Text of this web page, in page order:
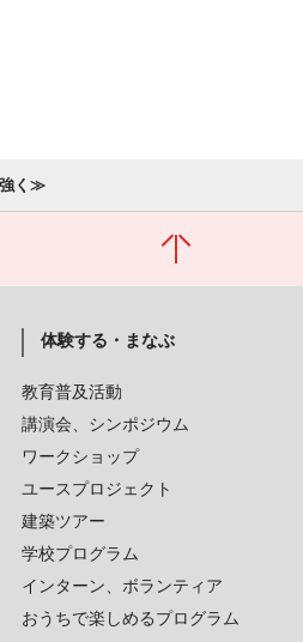
く≫
体験する・まなぶ
教育普及活動
講演会、シンポジウム
ワークショップ
ユースプロジェクト
建築ツアー
学校プログラム
インターン、ボランティア
おうちで楽しめるプログラム